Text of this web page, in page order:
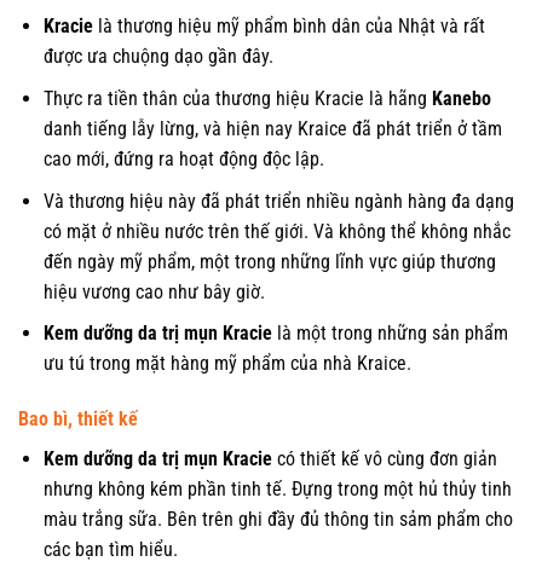
Kracielà thương hiệu mỹ phẩm bình dân của Nhật và rất
được ưa chuộng dạo gần đây.
Thực ra tiền thân của thương hiệu Kracie là hãng Kanebo
danh tiếng lẫy lừng, và hiện nay Kraice đã phát triển ở tầm
cao mới, đứng ra hoạt động độc lập.
Và thương hiệu này đã phát triển nhiều ngành hàng đa dạng
có mặt ở nhiều nước trên thế giới. Và không thể không nhắc
đến ngày mỹ phẩm, một trong những lĩnh vực giúp thương
hiệu vương cao như bây giờ.
Kem dưỡng da trị mụn Kracielà một trong những sản phẩm
ưu tú trong mặt hàng mỹ phẩm của nhà Kraice.
Bao bì, thiết kế
Kem dưỡng da trị mụn Kraciecó thiết kế vô cùng đơn giản
nhưng không kém phần tinh tế. Đựng trong một hủ thủy tinh
màu trắng sữa. Bên trên ghi đầy đủ thông tin sảm phẩm cho
các bạn tìm hiểu.